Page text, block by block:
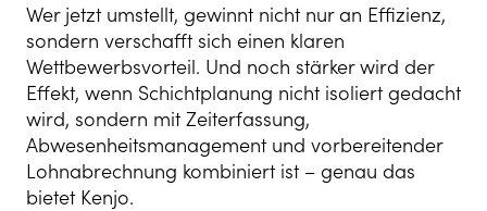
Wer jetzt umstellt, gewinnt nicht nur an Effizienz,
sondern verschafft sich einen klaren
Wettbewerbsvorteil. Und noch stärker wird der
Effekt, wenn Schichtplanung nicht isoliert gedacht
wird, sondern mit Zeiterfassung,
Abwesenheitsmanagement und vorbereitender
Lohnabrechnung kombiniert ist – genau das
bietet Kenjo.